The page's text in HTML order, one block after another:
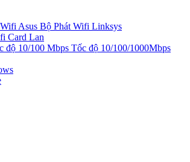
Asus Bộ Phát Wifi Linksys
Card Lan
độ 10/100 Mbps Tốc độ 10/100/1000Mbps